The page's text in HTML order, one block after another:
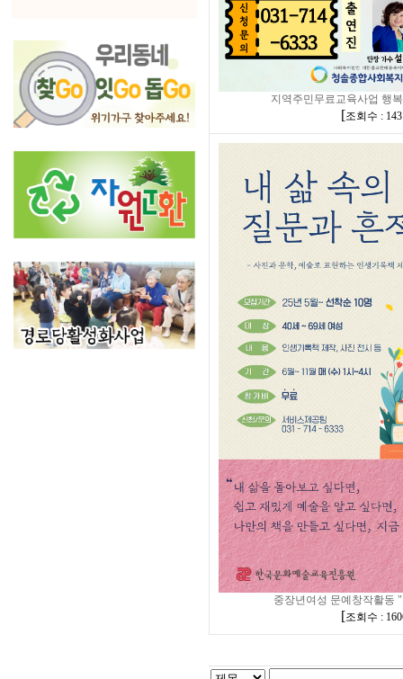
지역주민무료교육사업 행
[조회수 :
중장년여성 문예창작활동
[조회수 :